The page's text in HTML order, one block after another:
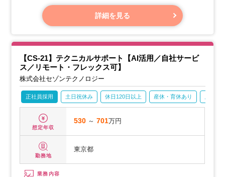
の問題解決
・社内システムの導入や設定のお手伝いをお願いします。
詳細を見る
【CS-21】テクニカルサポート【AI活用／自社サービ
ス／リモート・フレックス可】
株式会社セゾンテクノロジー
正社員採用 土日祝休み 休日120日以上 産休・育休あり
想定年収
530 ～701万円
勤務地
東京都
業務内容